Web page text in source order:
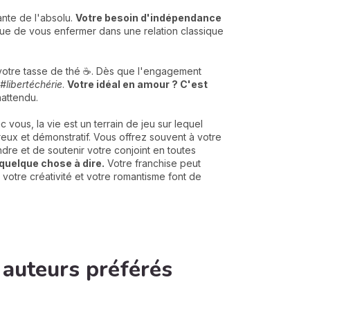
de l'absolu. Votre besoin d'indépendance
de vous enfermer dans une relation classique
tasse de thé ☕️. Dès que l'engagement
#libertéchérie. Votre idéal en amour ? C'est
vous, la vie est un terrain de jeu sur lequel
et démonstratif. Vous offrez souvent à votre
et de soutenir votre conjoint en toutes
chose à dire. Votre franchise peut
créativité et votre romantisme font de
auteurs préférés